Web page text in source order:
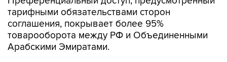
тарифными обязательствами сторон
соглашения, покрывает более 95%
товарооборота между РФ и Объединенными
Арабскими Эмиратами.